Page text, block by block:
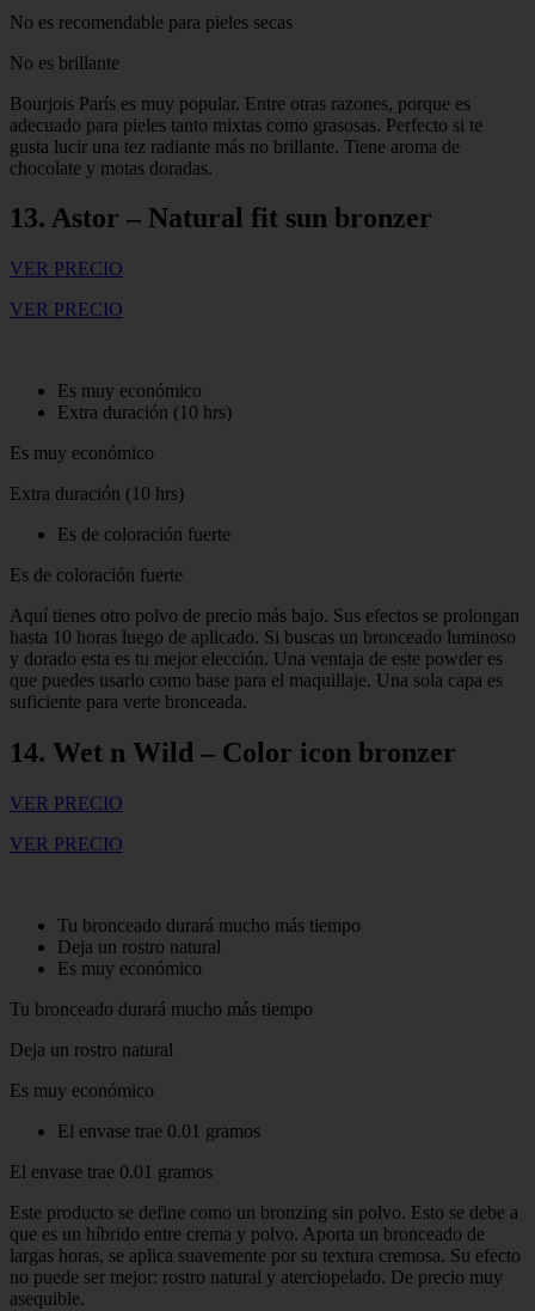
No es recomendable para pieles secas
No es brillante
Bourjois París es muy popular. Entre otras razones, porque es
adecuado para pieles tanto mixtas como grasosas. Perfecto si te
gusta lucir una tez radiante más no brillante. Tiene aroma de
chocolate y motas doradas.
13. Astor – Natural fit sun bronzer
VER PRECIO
VER PRECIO
Es muy económico
Extra duración (10 hrs)
Es muy económico
Extra duración (10 hrs)
Es de coloración fuerte
Es de coloración fuerte
Aquí tienes otro polvo de precio más bajo. Sus efectos se prolongan
hasta 10 horas luego de aplicado. Si buscas un bronceado luminoso
y dorado esta es tu mejor elección. Una ventaja de este powder es
que puedes usarlo como base para el maquillaje. Una sola capa es
suficiente para verte bronceada.
14. Wet n Wild – Color icon bronzer
VER PRECIO
VER PRECIO
Tu bronceado durará mucho más tiempo
Deja un rostro natural
Es muy económico
Tu bronceado durará mucho más tiempo
Deja un rostro natural
Es muy económico
El envase trae 0.01 gramos
El envase trae 0.01 gramos
Este producto se define como un bronzing sin polvo. Esto se debe a
que es un híbrido entre crema y polvo. Aporta un bronceado de
largas horas, se aplica suavemente por su textura cremosa. Su efecto
no puede ser mejor: rostro natural y aterciopelado. De precio muy
asequible.